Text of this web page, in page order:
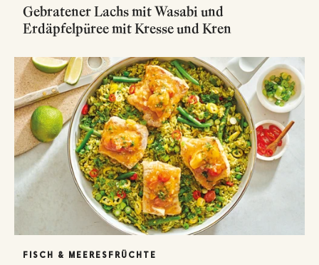
Gebratener Lachs mit Wasabi und
Erdäpfelpüree mit Kresse und Kren
FISCH & MEERESFRÜCHTE